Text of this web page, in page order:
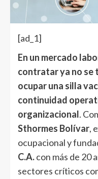
[ad_1]
En un mercado
contratar ya no se
ocupar una silla
continuidad
organizacional.
Sthormes Bolívar,
ocupacional y
C.A.con más de 20
sectores críticos